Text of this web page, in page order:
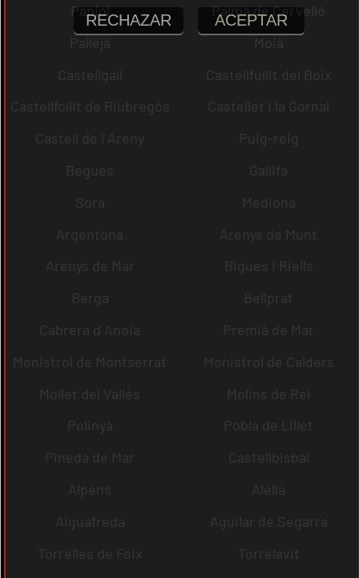
Papiol
Palma de Cervelló
Pallejà
Moià
Castellgalí
Castellfullit del Boix
Castellfollit de Riubregós
Castellet i la Gornal
Castell de l´Areny
Puig-reig
Begues
Gallifa
Sora
Mediona
Argentona
Arenys de Munt
Arenys de Mar
Bigues i Riells
Berga
Bellprat
Cabrera d´Anoia
Premià de Mar
Monistrol de Montserrat
Monistrol de Calders
Mollet del Vallès
Molins de Rei
Polinyà
Pobla de Lillet
Pineda de Mar
Castellbisbal
Alpens
Alella
Aiguafreda
Aguilar de Segarra
Torrelles de Foix
Torrelavit
RECHAZAR ACEPTAR